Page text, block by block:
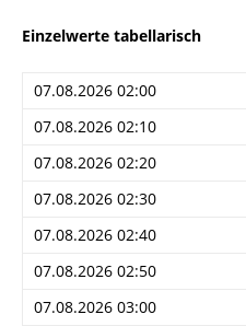
Einzelwerte tabellarisch
07.08.2026 02:00
07.08.2026 02:10
07.08.2026 02:20
07.08.2026 02:30
07.08.2026 02:40
07.08.2026 02:50
07.08.2026 03:00